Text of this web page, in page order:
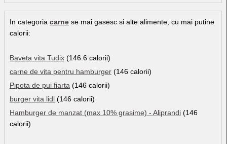
In categoria carne se mai gasesc si alte alimente, cu mai putine
calorii:
Baveta vita Tudix (146.6 calorii)
carne de vita pentru hamburger (146 calorii)
Pipota de pui fiarta (146 calorii)
burger vita lidl (146 calorii)
Hamburger de manzat (max 10% grasime) - Aliprandi (146
calorii)